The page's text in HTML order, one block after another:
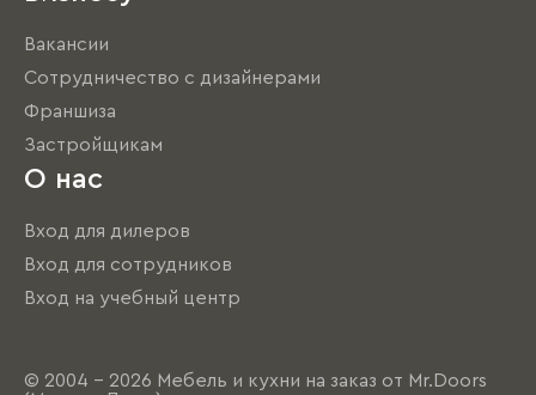
Вакансии
Сотрудничество с дизайнерами
Франшиза
Застройщикам
О нас
Вход для дилеров
Вход для сотрудников
Вход на учебный центр
© 2004 - 2026 Мебель и кухни на заказ от Mr.Doors